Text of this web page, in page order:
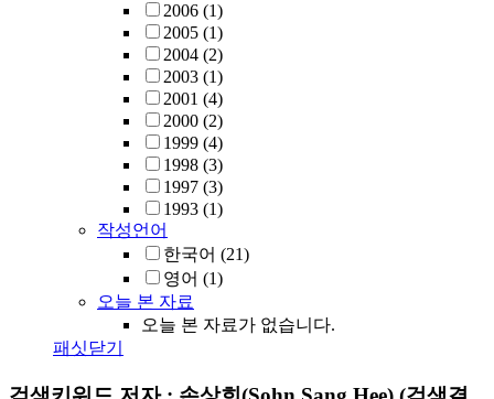
2006 (1)
2005 (1)
2004 (2)
2003 (1)
2001 (4)
2000 (2)
1999 (4)
1998 (3)
1997 (3)
1993 (1)
작성언어
한국어 (21)
영어 (1)
오늘 본 자료
오늘 본 자료가 없습니다.
패싯닫기